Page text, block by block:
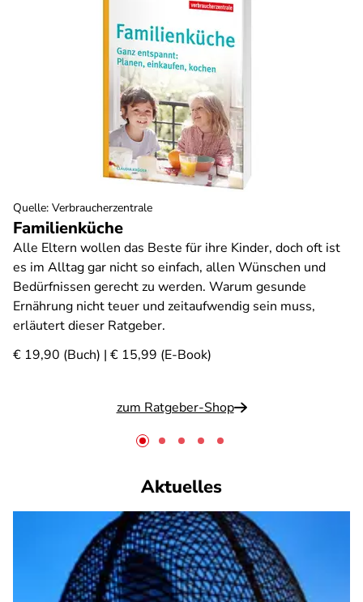
Familienküche
Alle Eltern wollen das Beste für ihre Kinder, doch oft ist
es im Alltag gar nicht so einfach, allen Wünschen und
Bedürfnissen gerecht zu werden. Warum gesunde
Ernährung nicht teuer und zeitaufwendig sein muss,
erläutert dieser Ratgeber.
€ 19,90 (Buch) | € 15,99 (E-Book)
zum Ratgeber-Shop
Quelle: Verbraucherzentrale
Aktuelles